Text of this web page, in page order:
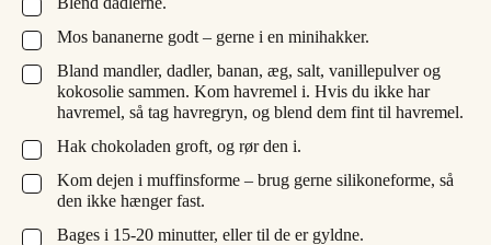
▢
Mos bananerne godt – gerne i en minihakker.
▢
Bland mandler, dadler, banan, æg, salt, vanillepulver og
kokosolie sammen. Kom havremel i. Hvis du ikke har
havremel, så tag havregryn, og blend dem fint til havremel.
▢
Hak chokoladen groft, og rør den i.
▢
Kom dejen i muffinsforme – brug gerne silikoneforme, så
den ikke hænger fast.
▢
Bages i 15-20 minutter, eller til de er gyldne.